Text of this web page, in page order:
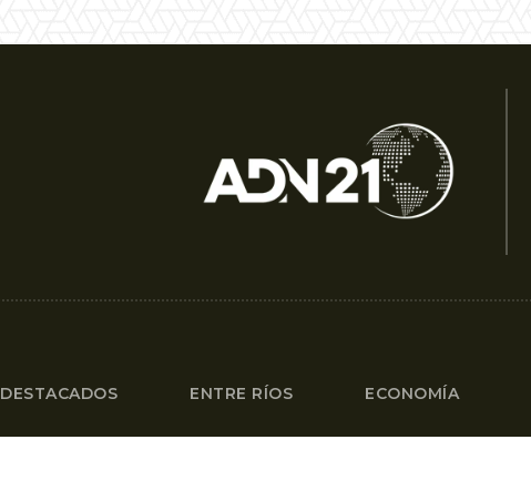
DESTACADOS ENTRE RÍOS ECONOMÍA